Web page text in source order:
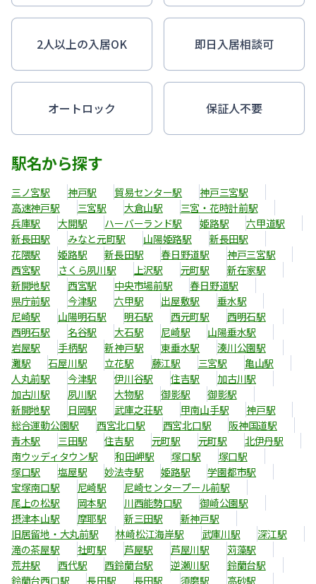
2人以上の入居OK 即日入居相談可
オートロック 保証人不要
駅名から探す
三ノ宮駅 神戸駅 貿易センター駅
神戸三宮駅
高速神戸駅
三宮駅 大倉山駅
三宮・花時計前駅
兵庫駅
大開駅 ハーバーランド駅 姫路駅
六甲道駅
新長田駅
みなと元町駅 山陽姫路駅
新長田駅
花隈駅
姫路駅 新長田駅 春日野道駅
神戸三宮駅
西宮駅
さくら夙川駅 上沢駅 元町駅
新在家駅
新開地駅
西宮駅 中央市場前駅
春日野道駅
県庁前駅
今津駅 六甲駅 出屋敷駅
垂水駅
尼崎駅
山陽明石駅 明石駅 西元町駅
西明石駅
西明石駅
名谷駅 大石駅 尼崎駅
山陽垂水駅
岩屋駅
手柄駅 新神戸駅 東垂水駅
湊川公園駅
灘駅
石屋川駅 立花駅 藤江駅 三宮駅
亀山駅
人丸前駅
今津駅 伊川谷駅 住吉駅
加古川駅
加古川駅
夙川駅 大物駅 御影駅
御影駅
新開地駅
日岡駅 武庫之荘駅 甲南山手駅
神戸駅
総合運動公園駅
西宮北口駅 西宮北口駅
阪神国道駅
青木駅
三田駅 住吉駅 元町駅 元町駅
北伊丹駅
南ウッディタウン駅
和田岬駅 塚口駅
塚口駅
塚口駅
塩屋駅 妙法寺駅 姫路駅
学園都市駅
宝塚南口駅
尼崎駅
尼崎センタープール前駅
尾上の松駅
岡本駅 川西能勢口駅
御崎公園駅
摂津本山駅
摩耶駅 新三田駅
新神戸駅
旧居留地・大丸前駅
林崎松江海岸駅 武庫川駅
深江駅
滝の茶屋駅
社町駅 芦屋駅 芦屋川駅
苅藻駅
荒井駅
西代駅 西鈴蘭台駅 逆瀬川駅
鈴蘭台駅
鈴蘭台西口駅
長田駅 長田駅 須磨駅 高砂駅